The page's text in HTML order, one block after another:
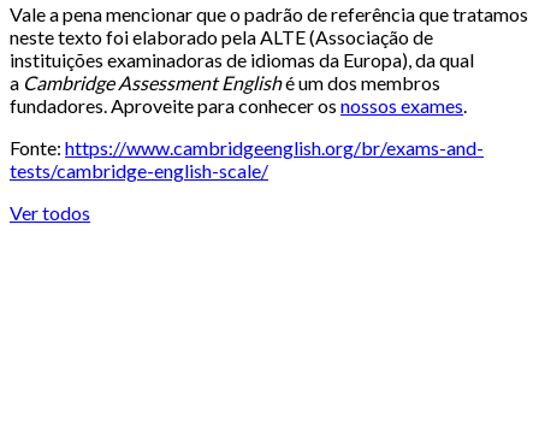
Vale a pena mencionar que o padrão de referência que tratamos
neste texto foi elaborado pela ALTE (Associação de
instituições examinadoras de idiomas da Europa), da qual
a Cambridge Assessment Englishé um dos membros
fundadores. Aproveite para conhecer os nossos exames.
Fonte: https://www.cambridgeenglish.org/br/exams-and-
tests/cambridge-english-scale/
Ver todos